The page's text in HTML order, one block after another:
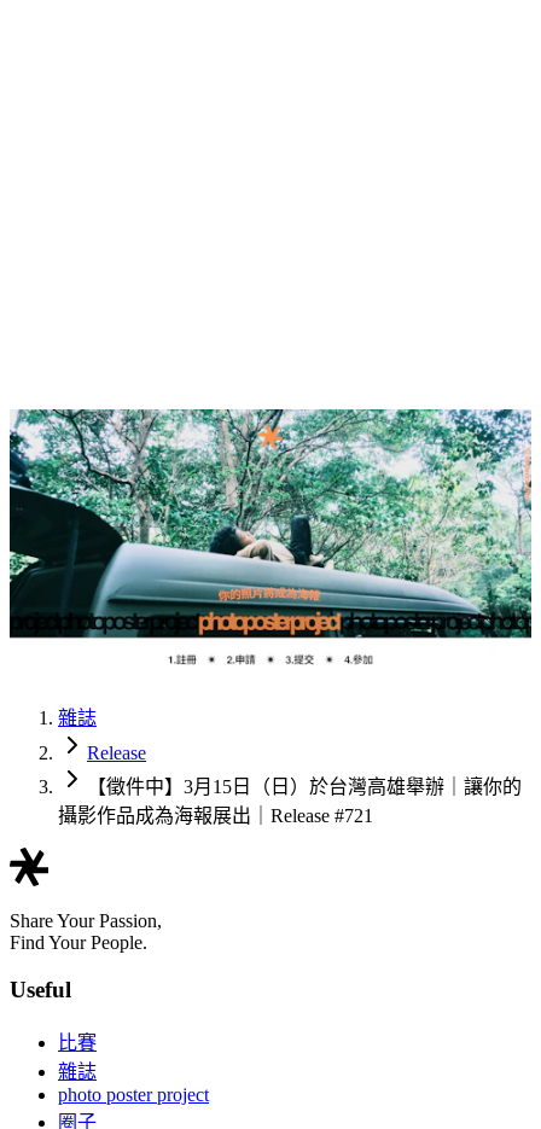
雜誌
Release
【徵件中】3月15日（日）於台灣高雄舉辦｜讓你的
攝影作品成為海報展出｜Release #721
Share Your Passion,
Find Your People.
Useful
比賽
雜誌
photo poster project
圈子